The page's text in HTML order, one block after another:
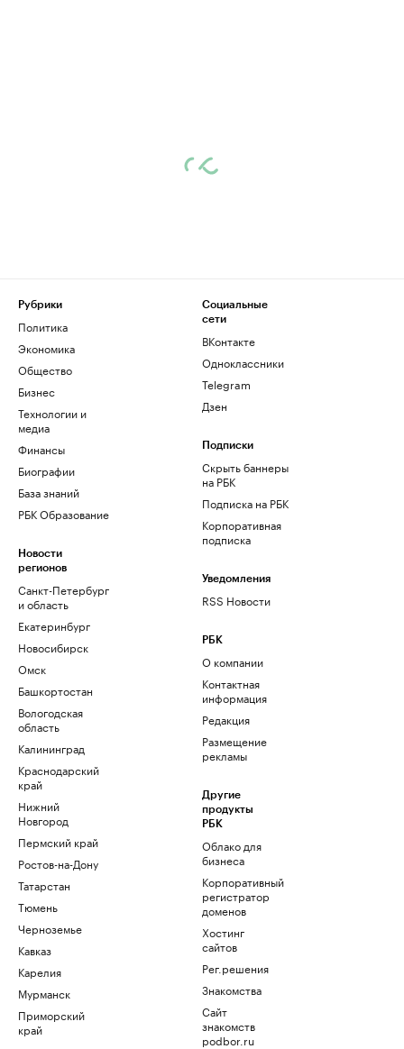
Рубрики
Политика
Экономика
Общество
Бизнес
Технологии и
медиа
Финансы
Биографии
База знаний
РБК Образование
Новости
регионов
Санкт-Петербург
и область
Екатеринбург
Новосибирск
Омск
Башкортостан
Вологодская
область
Калининград
Краснодарский
край
Нижний
Новгород
Пермский край
Ростов-на-Дону
Татарстан
Тюмень
Черноземье
Кавказ
Карелия
Мурманск
Приморский
край
Социальные
сети
ВКонтакте
Одноклассники
Telegram
Дзен
Подписки
Скрыть баннеры
на РБК
Подписка на РБК
Корпоративная
подписка
Уведомления
RSS Новости
РБК
О компании
Контактная
информация
Редакция
Размещение
рекламы
Другие
продукты
РБК
Облако для
бизнеса
Корпоративный
регистратор
доменов
Хостинг
сайтов
Рег.решения
Знакомства
Сайт
знакомств
podbor.ru